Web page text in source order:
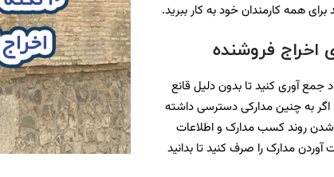
همه کارمندان خود به کار ببرید.
اخراج فروشنده
جمع آوری کنید تا بدون دلیل قانع
اگر به چنین مدارکی دسترسی داشته
شدن روند کسب مدارک و اطلاعات
مدارک را صرف کنید تا بدانید